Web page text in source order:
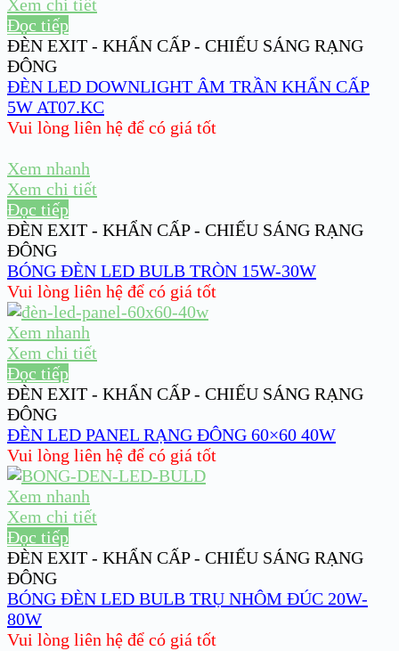
Xem chi tiết
Đọc tiếp
ĐÈN EXIT - KHẨN CẤP - CHIẾU SÁNG RẠNG
ĐÔNG
ĐÈN LED DOWNLIGHT ÂM TRẦN KHẨN CẤP
5W AT07.KC
Vui lòng liên hệ để có giá tốt
Xem nhanh
Xem chi tiết
Đọc tiếp
ĐÈN EXIT - KHẨN CẤP - CHIẾU SÁNG RẠNG
ĐÔNG
BÓNG ĐÈN LED BULB TRÒN 15W-30W
Vui lòng liên hệ để có giá tốt
Xem nhanh
Xem chi tiết
Đọc tiếp
ĐÈN EXIT - KHẨN CẤP - CHIẾU SÁNG RẠNG
ĐÔNG
ĐÈN LED PANEL RẠNG ĐÔNG 60×60 40W
Vui lòng liên hệ để có giá tốt
Xem nhanh
Xem chi tiết
Đọc tiếp
ĐÈN EXIT - KHẨN CẤP - CHIẾU SÁNG RẠNG
ĐÔNG
BÓNG ĐÈN LED BULB TRỤ NHÔM ĐÚC 20W-
80W
Vui lòng liên hệ để có giá tốt